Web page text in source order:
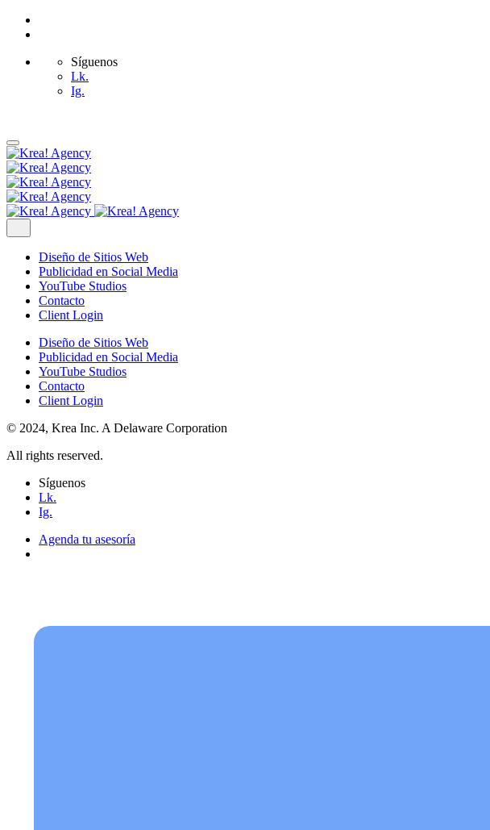
Síguenos
Lk.
Ig.
Diseño de Sitios Web
Publicidad en Social Media
YouTube Studios
Contacto
Client Login
Diseño de Sitios Web
Publicidad en Social Media
YouTube Studios
Contacto
Client Login
© 2024, Krea Inc. A Delaware Corporation
All rights reserved.
Síguenos
Lk.
Ig.
Agenda tu asesoría